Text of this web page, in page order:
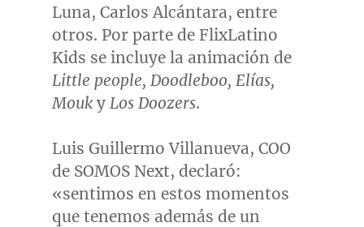
Luna, Carlos Alcántara, entre
otros. Por parte de FlixLatino
Kids se incluye la animación de
Little people, Doodleboo, Elías,
Mouk y Los Doozers.
Luis Guillermo Villanueva, COO
de SOMOS Next, declaró:
«sentimos en estos momentos
que tenemos además de un